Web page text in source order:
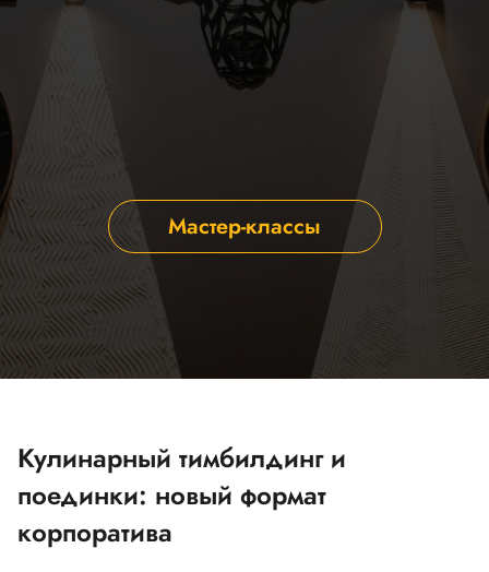
Мастер-классы
Кулинарный тимбилдинг и
поединки: новый формат
корпоратива